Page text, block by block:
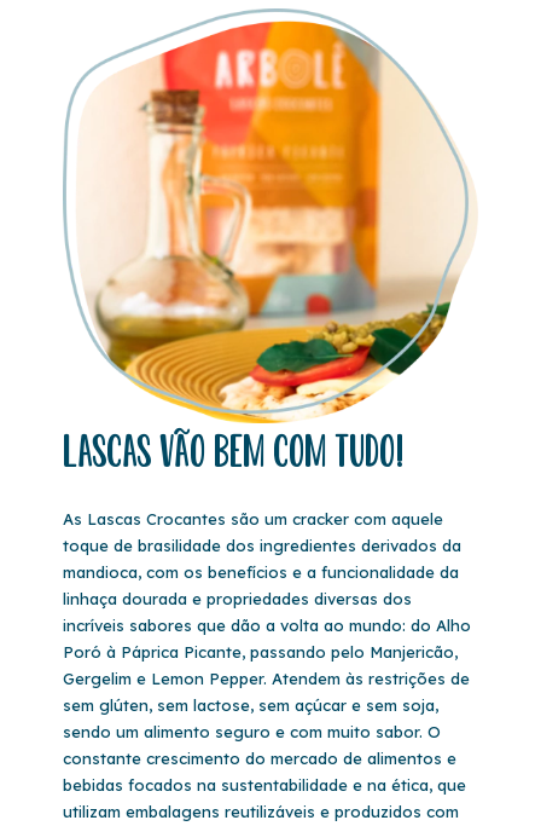
Lascas vão bem com tudo!
As Lascas Crocantes são um cracker com aquele
toque de brasilidade dos ingredientes derivados da
mandioca, com os benefícios e a funcionalidade da
linhaça dourada e propriedades diversas dos
incríveis sabores que dão a volta ao mundo: do Alho
Poró à Páprica Picante, passando pelo Manjericão,
Gergelim e Lemon Pepper. Atendem às restrições de
sem glúten, sem lactose, sem açúcar e sem soja,
sendo um alimento seguro e com muito sabor. O
constante crescimento do mercado de alimentos e
bebidas focados na sustentabilidade e na ética, que
utilizam embalagens reutilizáveis e produzidos com